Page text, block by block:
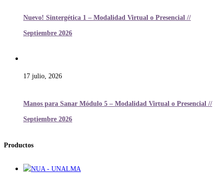
Nuevo! Sintergética 1 – Modalidad Virtual o Presencial //
Septiembre 2026
17 julio, 2026
Manos para Sanar Módulo 5 – Modalidad Virtual o Presencial //
Septiembre 2026
Productos